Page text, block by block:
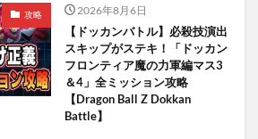
攻略 2026年8月6日
【ドッカンバトル】必殺技演出
スキップがステキ！「ドッカン
フロンティア魔の力軍編マス3
＆4」全ミッション攻略
【Dragon Ball Z Dokkan
Battle】